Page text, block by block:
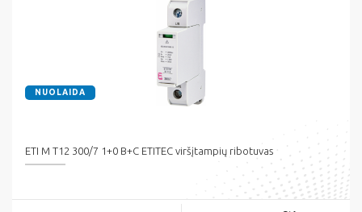
NUOLAIDA
ETI M T12 300/7 1+0 B+C ETITEC viršįtampių ribotuvas